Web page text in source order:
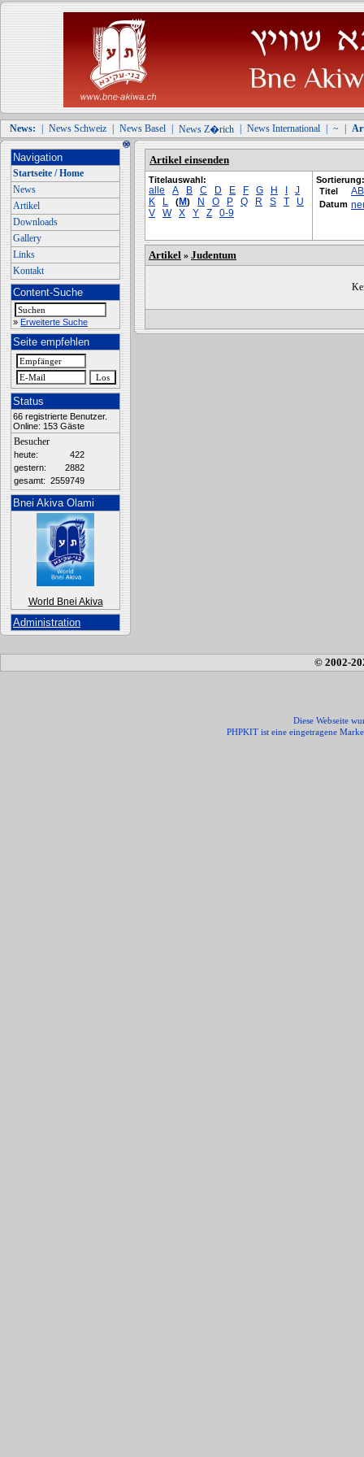
News: News Schweiz News Basel News Z�rich News International ~
Navigation
Startseite / Home
News
Artikel
Downloads
Gallery
Links
Kontakt
Content-Suche
» Erweiterte Suche
Seite empfehlen
Status
66 registrierte Benutzer.
Online: 153 Gäste
Besucher
heute:
422
gestern:
2882
gesamt: 2559749
Bnei Akiva Olami
World Bnei Akiva
Administration
Artikel einsenden
Titelauswahl:
alle A B C D E F G H
J
K
L (M) N O P Q R S T
U
V
W X Y Z 0-9
Sortierung:
Titel
Datum
Artikel » Judentum
© 2002-
Diese Webseite
PHPKIT ist eine eingetragene